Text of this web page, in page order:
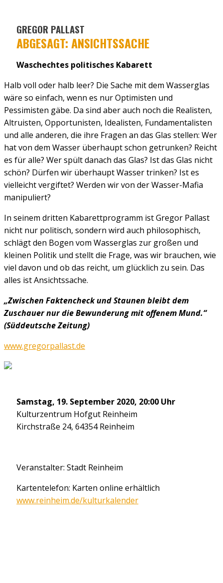
GREGOR PALLAST
ABGESAGT: ANSICHTSSACHE
Waschechtes politisches Kabarett
Halb voll oder halb leer? Die Sache mit dem Wasserglas
wäre so einfach, wenn es nur Optimisten und
Pessimisten gäbe. Da sind aber auch noch die Realisten,
Altruisten, Oppor­tunisten, Idealisten, Funda­mentalisten
und alle anderen, die ihre Fragen an das Glas stellen: Wer
hat von dem Wasser überhaupt schon getrunken? Reicht
es für alle? Wer spült danach das Glas? Ist das Glas nicht
schön? Dürfen wir überhaupt Wasser trinken? Ist es
vielleicht ver­giftet? Werden wir von der Wasser-Mafia
manipuliert?
In seinem dritten Kabarett­programm ist Gregor Pallast
nicht nur politisch, sondern wird auch philosophisch,
schlägt den Bogen vom Wasserglas zur großen und
kleinen Politik und stellt die Frage, was wir brauchen, wie
viel davon und ob das reicht, um glücklich zu sein. Das
alles ist Ansichtssache.
„Zwischen Faktencheck und Staunen bleibt dem
Zuschauer nur die Bewunderung mit offenem Mund.“
(Süddeutsche Zeitung)
www.gregorpallast.de
Samstag, 19. September 2020, 20:00 Uhr
Kulturzentrum Hofgut Reinheim
Kirchstraße 24, 64354 Reinheim
Veranstalter: Stadt Reinheim
Kartentelefon: Karten online erhältlich
www.reinheim.de/kulturkalender